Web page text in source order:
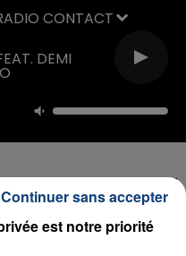
DEMI
CONTACT
est notre priorité
Continuer sans accepter